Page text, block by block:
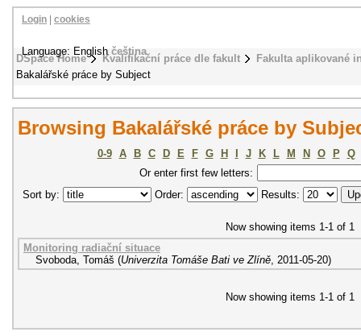
DSpace Home Kvalifikační práce dle fakult
Fakulta aplikované
Bakalářské práce by Subject
Login cookies
Language: Englishčeština
Browsing Bakalářské práce by
0-9 A B C D E F G H J K L M N O P
Q
Or enter first few letters:
Sort by:
Order: Results:
Now showing items 1-1 of 1
Monitoring radiační situace
Svoboda, Tomáš (Univerzita Tomáše Bati ve Zlíně, 2011-05-20)
Now showing items 1-1 of 1